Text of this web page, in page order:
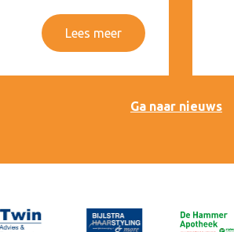
Lees meer
Ga naar nieuws